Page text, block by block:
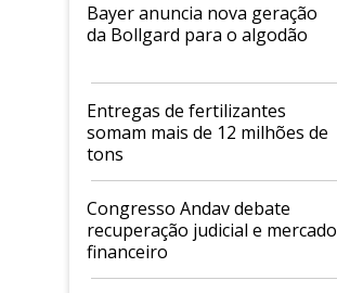
Bayer anuncia nova geração
da Bollgard para o algodão
Entregas de fertilizantes
somam mais de 12 milhões de
tons
Congresso Andav debate
recuperação judicial e mercado
financeiro